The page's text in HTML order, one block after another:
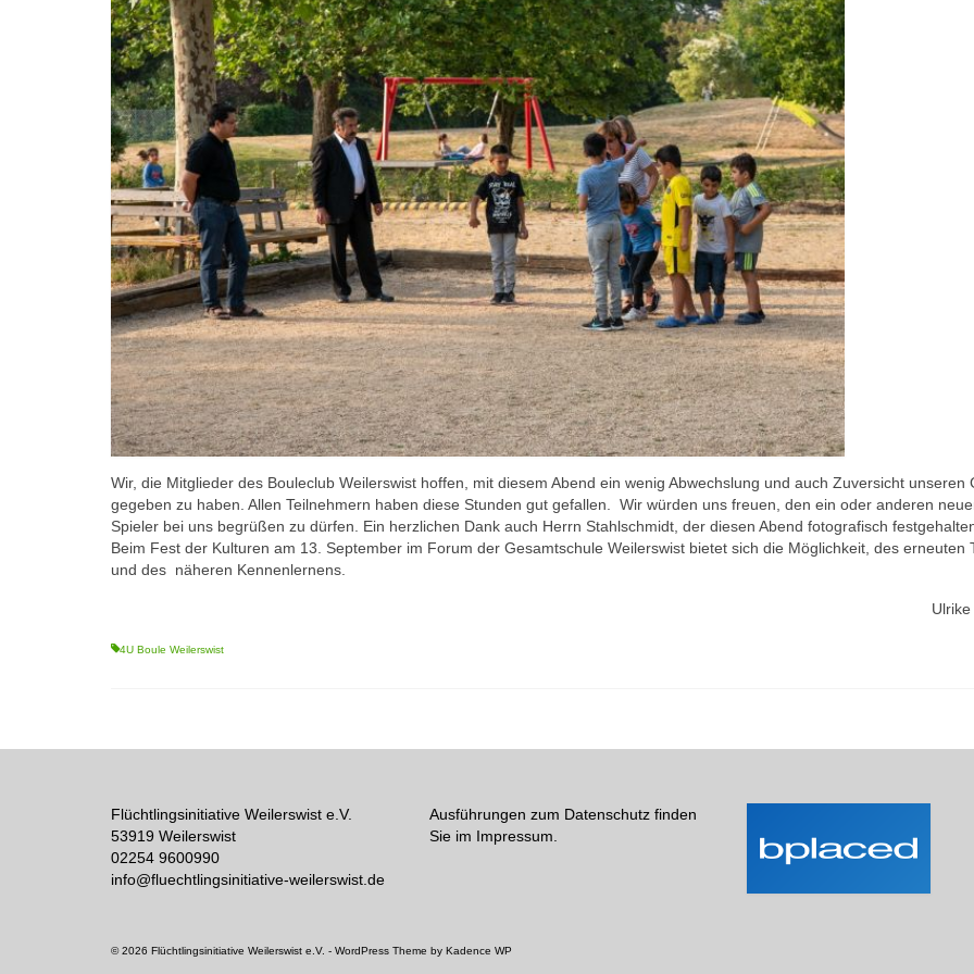
Wir, die Mitglieder des Bouleclub Weilerswist hoffen, mit diesem Abend ein wenig Abwechslung und auch Zuversicht unseren
gegeben zu haben. Allen Teilnehmern haben diese Stunden gut gefallen. Wir würden uns freuen, den ein oder anderen
Spieler bei uns begrüßen zu dürfen. Ein herzlichen Dank auch Herrn Stahlschmidt, der diesen Abend fotografisch
Beim Fest der Kulturen am 13. September im Forum der Gesamtschule Weilerswist bietet sich die Möglichkeit, des erneuten
und des näheren Kennenlernens.
4U Boule Weilerswist
Flüchtlingsinitiative Weilerswist e.V.
53919 Weilerswist
02254 9600990
info@fluechtlingsinitiative-weilerswist.de
Ausführungen zum Datenschutz finden
Sie im Impressum.
© 2026 Flüchtlingsinitiative Weilerswist e.V. - WordPress Theme by Kadence WP